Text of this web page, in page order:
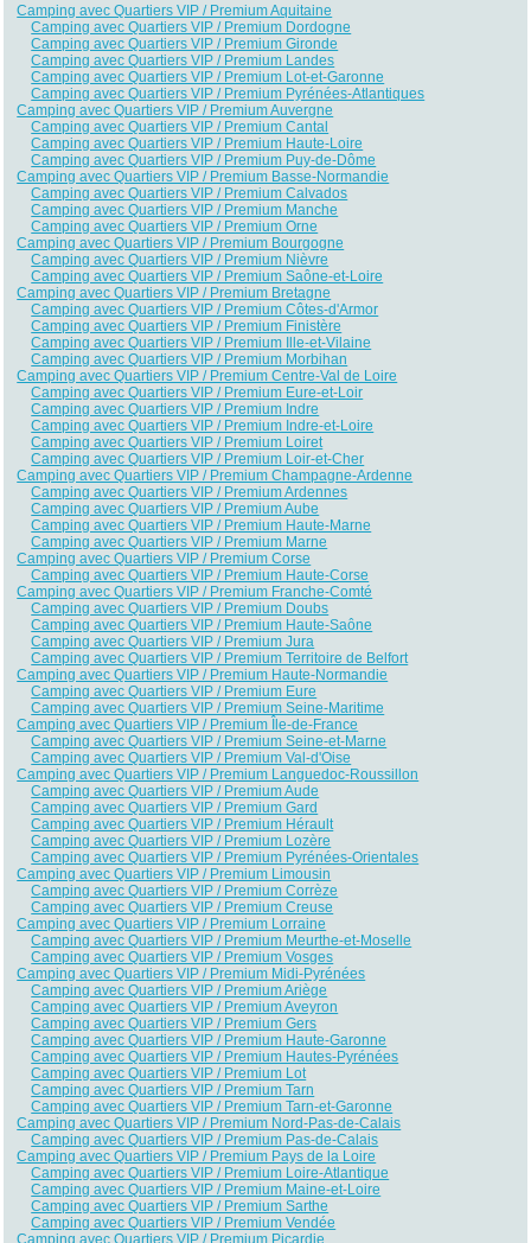
Camping avec Quartiers VIP / Premium Aquitaine
Camping avec Quartiers VIP / Premium Dordogne
Camping avec Quartiers VIP / Premium Gironde
Camping avec Quartiers VIP / Premium Landes
Camping avec Quartiers VIP / Premium Lot-et-Garonne
Camping avec Quartiers VIP / Premium Pyrénées-Atlantiques
Camping avec Quartiers VIP / Premium Auvergne
Camping avec Quartiers VIP / Premium Cantal
Camping avec Quartiers VIP / Premium Haute-Loire
Camping avec Quartiers VIP / Premium Puy-de-Dôme
Camping avec Quartiers VIP / Premium Basse-Normandie
Camping avec Quartiers VIP / Premium Calvados
Camping avec Quartiers VIP / Premium Manche
Camping avec Quartiers VIP / Premium Orne
Camping avec Quartiers VIP / Premium Bourgogne
Camping avec Quartiers VIP / Premium Nièvre
Camping avec Quartiers VIP / Premium Saône-et-Loire
Camping avec Quartiers VIP / Premium Bretagne
Camping avec Quartiers VIP / Premium Côtes-d'Armor
Camping avec Quartiers VIP / Premium Finistère
Camping avec Quartiers VIP / Premium Ille-et-Vilaine
Camping avec Quartiers VIP / Premium Morbihan
Camping avec Quartiers VIP / Premium Centre-Val de Loire
Camping avec Quartiers VIP / Premium Eure-et-Loir
Camping avec Quartiers VIP / Premium Indre
Camping avec Quartiers VIP / Premium Indre-et-Loire
Camping avec Quartiers VIP / Premium Loiret
Camping avec Quartiers VIP / Premium Loir-et-Cher
Camping avec Quartiers VIP / Premium Champagne-Ardenne
Camping avec Quartiers VIP / Premium Ardennes
Camping avec Quartiers VIP / Premium Aube
Camping avec Quartiers VIP / Premium Haute-Marne
Camping avec Quartiers VIP / Premium Marne
Camping avec Quartiers VIP / Premium Corse
Camping avec Quartiers VIP / Premium Haute-Corse
Camping avec Quartiers VIP / Premium Franche-Comté
Camping avec Quartiers VIP / Premium Doubs
Camping avec Quartiers VIP / Premium Haute-Saône
Camping avec Quartiers VIP / Premium Jura
Camping avec Quartiers VIP / Premium Territoire de Belfort
Camping avec Quartiers VIP / Premium Haute-Normandie
Camping avec Quartiers VIP / Premium Eure
Camping avec Quartiers VIP / Premium Seine-Maritime
Camping avec Quartiers VIP / Premium Île-de-France
Camping avec Quartiers VIP / Premium Seine-et-Marne
Camping avec Quartiers VIP / Premium Val-d'Oise
Camping avec Quartiers VIP / Premium Languedoc-Roussillon
Camping avec Quartiers VIP / Premium Aude
Camping avec Quartiers VIP / Premium Gard
Camping avec Quartiers VIP / Premium Hérault
Camping avec Quartiers VIP / Premium Lozère
Camping avec Quartiers VIP / Premium Pyrénées-Orientales
Camping avec Quartiers VIP / Premium Limousin
Camping avec Quartiers VIP / Premium Corrèze
Camping avec Quartiers VIP / Premium Creuse
Camping avec Quartiers VIP / Premium Lorraine
Camping avec Quartiers VIP / Premium Meurthe-et-Moselle
Camping avec Quartiers VIP / Premium Vosges
Camping avec Quartiers VIP / Premium Midi-Pyrénées
Camping avec Quartiers VIP / Premium Ariège
Camping avec Quartiers VIP / Premium Aveyron
Camping avec Quartiers VIP / Premium Gers
Camping avec Quartiers VIP / Premium Haute-Garonne
Camping avec Quartiers VIP / Premium Hautes-Pyrénées
Camping avec Quartiers VIP / Premium Lot
Camping avec Quartiers VIP / Premium Tarn
Camping avec Quartiers VIP / Premium Tarn-et-Garonne
Camping avec Quartiers VIP / Premium Nord-Pas-de-Calais
Camping avec Quartiers VIP / Premium Pas-de-Calais
Camping avec Quartiers VIP / Premium Pays de la Loire
Camping avec Quartiers VIP / Premium Loire-Atlantique
Camping avec Quartiers VIP / Premium Maine-et-Loire
Camping avec Quartiers VIP / Premium Sarthe
Camping avec Quartiers VIP / Premium Vendée
Camping avec Quartiers VIP / Premium Picardie